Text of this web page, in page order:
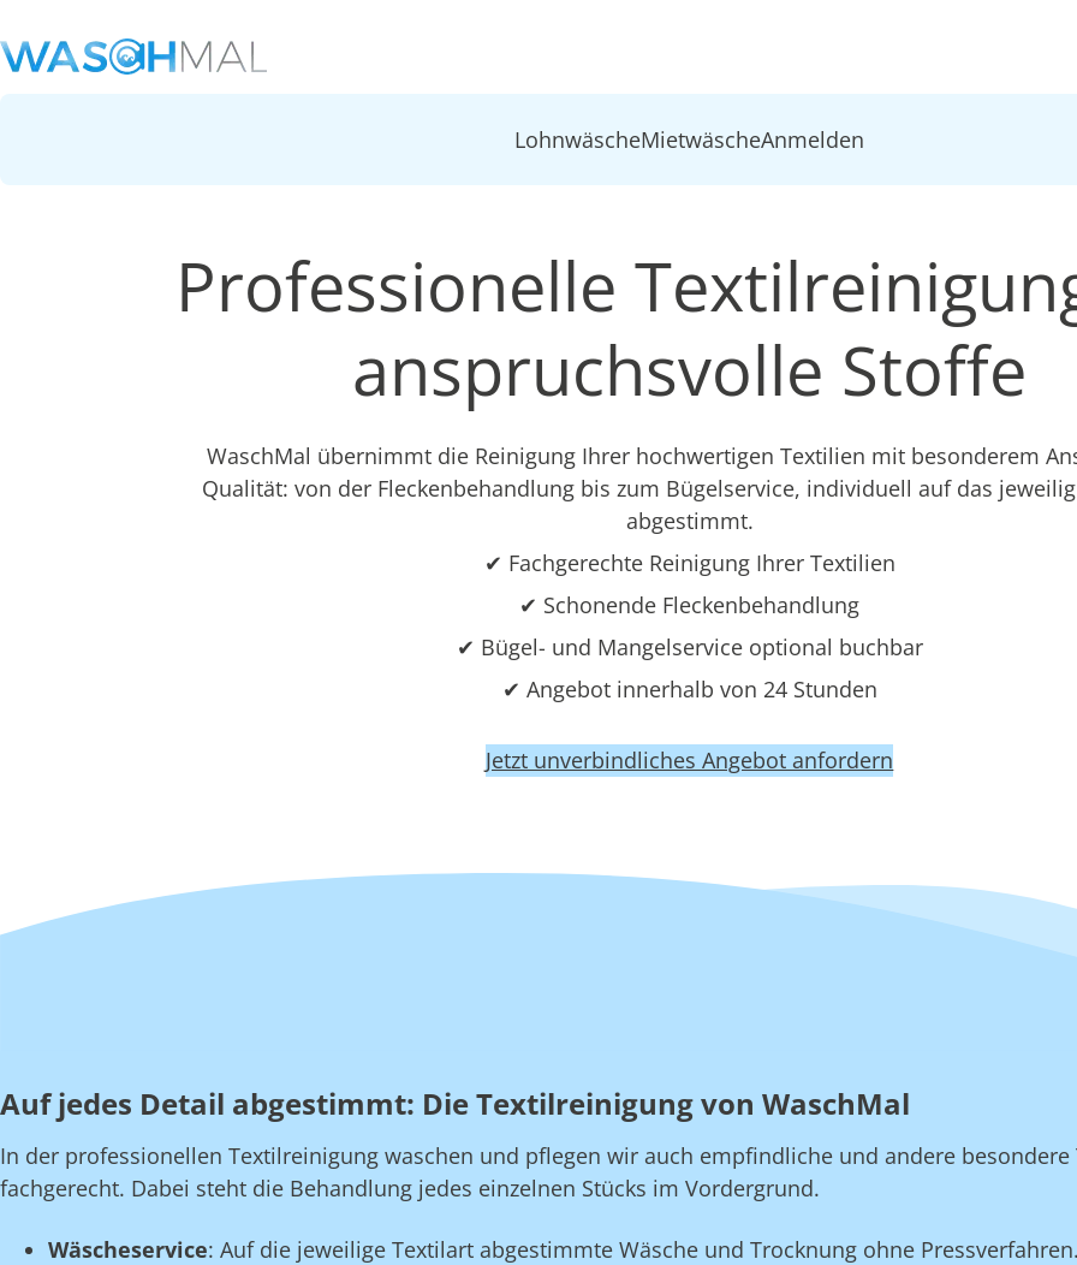
LohnwäscheMietwäscheAnmelden
Professionelle
anspruchsvolle Stoffe
WaschMal übernimmt die Reinigung Ihrer hochwertigen Textilien mit besonderem
Qualität: von der Fleckenbehandlung bis zum Bügelservice, individuell auf das
abgestimmt.
✔ Fachgerechte Reinigung Ihrer Textilien
✔ Schonende Fleckenbehandlung
✔ Bügel- und Mangelservice optional buchbar
✔ Angebot innerhalb von 24 Stunden
Jetzt unverbindliches Angebot anfordern
Auf jedes Detail abgestimmt: Die Textilreinigung von WaschMal
In der professionellen Textilreinigung waschen und pflegen wir auch empfindliche und andere
fachgerecht. Dabei steht die Behandlung jedes einzelnen Stücks im Vordergrund.
Wäscheservice: Auf die jeweilige Textilart abgestimmte Wäsche und Trocknung ohne